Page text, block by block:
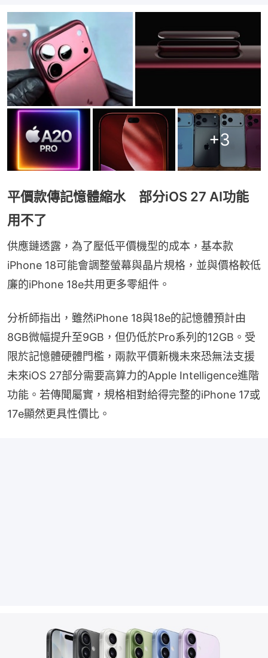
+3
平價款傳記憶體縮水 部分iOS 27 AI功能
用不了
供應鏈透露，為了壓低平價機型的成本，基本款
iPhone 18可能會調整螢幕與晶片規格，並與價格較低
廉的iPhone 18e共用更多零組件。
分析師指出，雖然iPhone 18與18e的記憶體預計由
8GB微幅提升至9GB，但仍低於Pro系列的12GB。受
限於記憶體硬體門檻，兩款平價新機未來恐無法支援
未來iOS 27部分需要高算力的Apple Intelligence進階
功能。若傳聞屬實，規格相對給得完整的iPhone 17或
17e顯然更具性價比。